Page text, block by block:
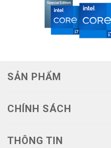
SẢN PHẨM
CHÍNH SÁCH
THÔNG TIN